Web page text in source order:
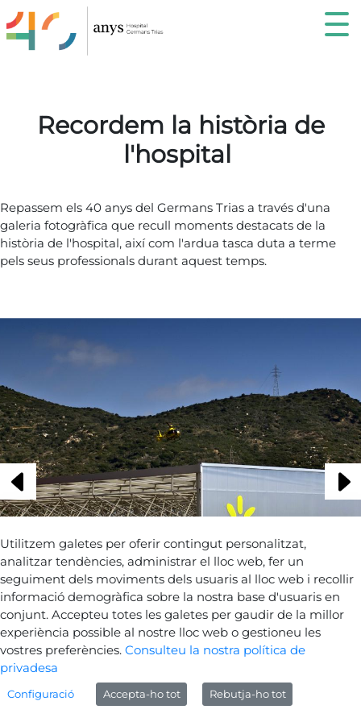
recordemHospital
Recordem la història de
l'hospital
Repassem els 40 anys del Germans Trias a través d'una
galeria fotogràfica que recull moments destacats de la
història de l'hospital, així com l'ardua tasca duta a terme
pels seus professionals durant aquest temps.
Tornar a les fotografies
Sobre Gencat Generalitat de Catalunya
Utilitzem galetes per oferir contingut personalitzat,
analitzar tendències, administrar el lloc web, fer un
seguiment dels moviments dels usuaris al lloc web i recollir
informació demogràfica sobre la nostra base d'usuaris en
conjunt. Accepteu totes les galetes per gaudir de la millor
experiència possible al nostre lloc web o gestioneu les
vostres preferències. Consulteu la nostra política de
privadesa
Configuració Accepta-ho tot Rebutja-ho tot